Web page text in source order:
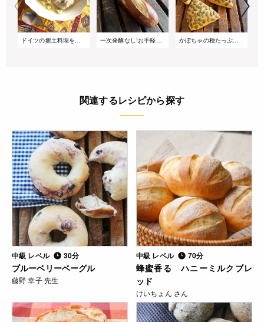
ドイツの郷土料理をお家で楽しむ!「マウルタッシェン」 一次発酵なし!お手軽ドイツパン【ラウゲンベックル】 かぼちゃの種たっぷり!ドイツの食事パン【キュルビスケルンブロートヒェン】
関連するレシピから探す
中級 レベル 30分
ブルーベリーベーグル
藤野 幸子 先生
中級 レベル 70分
蜂蜜香る ハニーミルクブレ
ッド
けいちょん さん